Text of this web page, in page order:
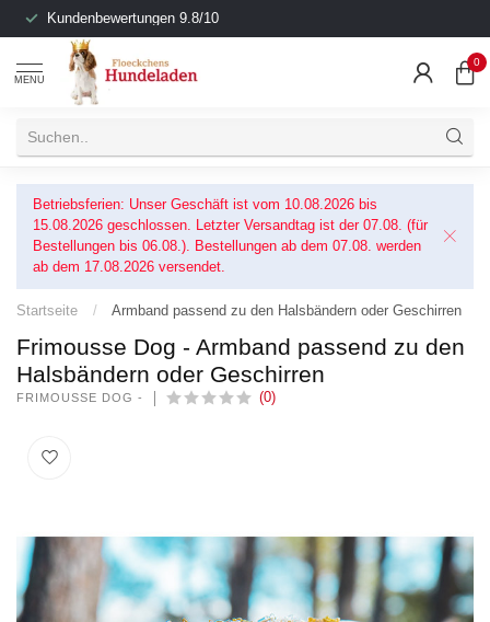
Kundenbewertungen 9.8/10
MENU
0
Betriebsferien: Unser Geschäft ist vom 10.08.2026 bis
15.08.2026 geschlossen. Letzter Versandtag ist der 07.08. (für
Bestellungen bis 06.08.). Bestellungen ab dem 07.08. werden
ab dem 17.08.2026 versendet.
Startseite / Armband passend zu den Halsbändern oder Geschirren
Frimousse Dog - Armband passend zu den
Halsbändern oder Geschirren
FRIMOUSSE DOG - (0)